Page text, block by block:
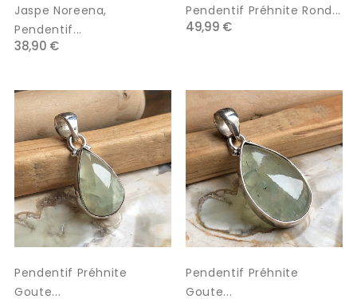
Jaspe Noreena,
Pendentif...
38,90 €
Pendentif Préhnite Rond...
49,99 €
Pendentif Préhnite
Goute...
Pendentif Préhnite
Goute...